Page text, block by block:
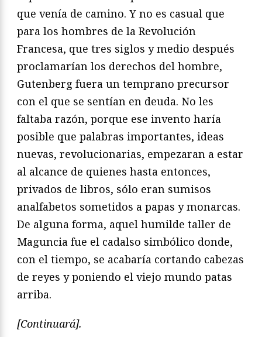
que venía de camino. Y no es casual que
para los hombres de la Revolución
Francesa, que tres siglos y medio después
proclamarían los derechos del hombre,
Gutenberg fuera un temprano precursor
con el que se sentían en deuda. No les
faltaba razón, porque ese invento haría
posible que palabras importantes, ideas
nuevas, revolucionarias, empezaran a estar
al alcance de quienes hasta entonces,
privados de libros, sólo eran sumisos
analfabetos sometidos a papas y monarcas.
De alguna forma, aquel humilde taller de
Maguncia fue el cadalso simbólico donde,
con el tiempo, se acabaría cortando cabezas
de reyes y poniendo el viejo mundo patas
arriba.
[Continuará].